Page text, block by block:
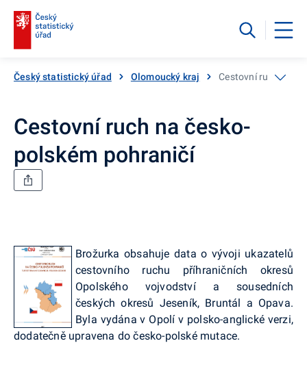
Český statistický úřad Olomoucký kraj Cestovní ruch na
Cestovní ruch na česko-
polském pohraničí
Brožurka obsahuje data o vývoji ukazatelů
cestovního ruchu příhraničních okresů
Opolského vojvodství a sousedních
českých okresů Jeseník, Bruntál a Opava.
Byla vydána v Opolí v polsko-anglické verzi,
dodatečně upravena do česko-polské mutace.